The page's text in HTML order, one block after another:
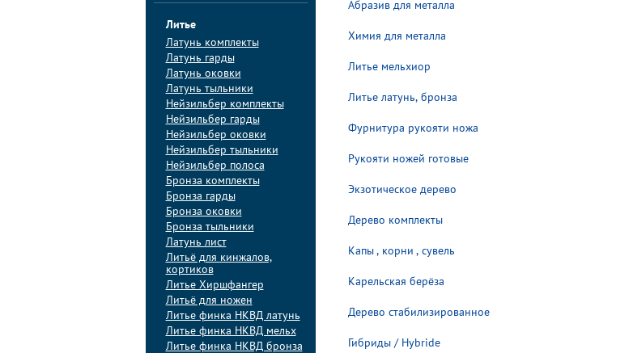
Литье
Латунь комплекты
Латунь гарды
Латунь оковки
Латунь тыльники
Нейзильбер комплекты
Нейзильбер гарды
Нейзильбер оковки
Нейзильбер тыльники
Нейзильбер полоса
Бронза комплекты
Бронза гарды
Бронза оковки
Бронза тыльники
Латунь лист
Литьё для кинжалов,
кортиков
Литье Хиршфангер
Литьё для ножен
Литье финка НКВД латунь
Литье финка НКВД мельх
Литье финка НКВД бронза
Абразив для металла
Химия для металла
Литье мельхиор
Литье латунь, бронза
Фурнитура рукояти ножа
Рукояти ножей готовые
Экзотическое дерево
Дерево комплекты
Капы , корни , сувель
Карельская берёза
Дерево стабилизированное
Гибриды / Hybride